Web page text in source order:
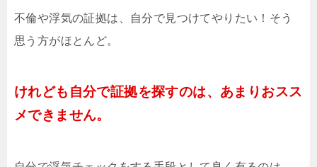
不倫や浮気の証拠は、自分で見つけてやりたい！そう
思う方がほとんど。
けれども自分で証拠を探すのは、あまりおスス
メできません。